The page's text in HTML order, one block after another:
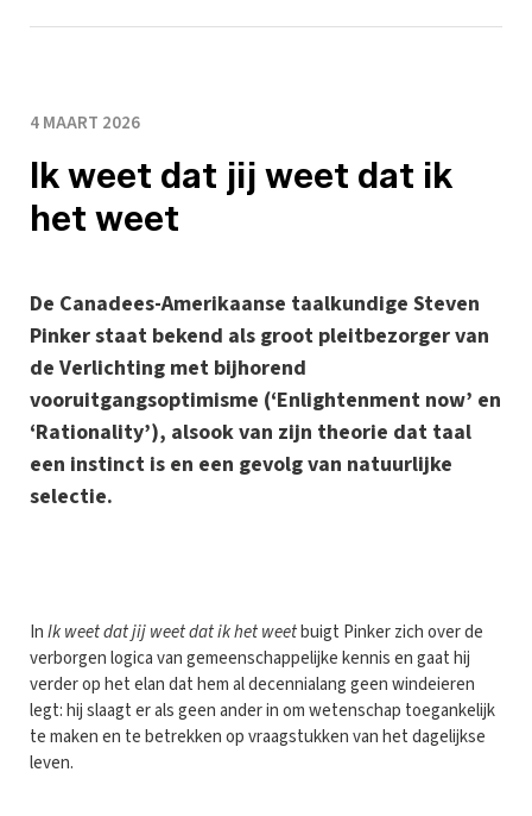
4 MAART 2026
Ik weet dat jij weet dat ik
het weet
De Canadees-Amerikaanse taalkundige Steven
Pinker staat bekend als groot pleitbezorger van
de Verlichting met bijhorend
vooruitgangsoptimisme (‘Enlightenment now’ en
‘Rationality’), alsook van zijn theorie dat taal
een instinct is en een gevolg van natuurlijke
selectie.
InIk weet dat jij weet dat ik het weetbuigt Pinker zich over de
verborgen logica van gemeenschappelijke kennis en gaat hij
verder op het elan dat hem al decennialang geen windeieren
legt: hij slaagt er als geen ander in om wetenschap toegankelijk
te maken en te betrekken op vraagstukken van het dagelijkse
leven.